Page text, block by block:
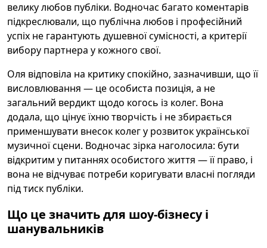
велику любов публіки. Водночас багато коментарів
підкреслювали, що публічна любов і професійний
успіх не гарантують душевної сумісності, а критерії
вибору партнера у кожного свої.
Оля відповіла на критику спокійно, зазначивши, що її
висловлювання — це особиста позиція, а не
загальний вердикт щодо когось із колег. Вона
додала, що цінує їхню творчість і не збирається
применшувати внесок колег у розвиток української
музичної сцени. Водночас зірка наголосила: бути
відкритим у питаннях особистого життя — її право, і
вона не відчуває потреби коригувати власні погляди
під тиск публіки.
Що це значить для шоу-бізнесу і
шанувальників